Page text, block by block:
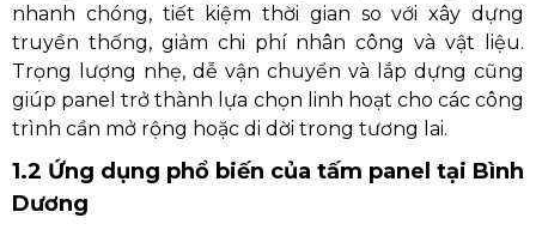
nhanh chóng, tiết kiệm thời gian so với xây dựng
truyền thống, giảm chi phí nhân công và vật liệu.
Trọng lượng nhẹ, dễ vận chuyển và lắp dựng cũng
giúp panel trở thành lựa chọn linh hoạt cho các công
trình cần mở rộng hoặc di dời trong tương lai.
1.2 Ứng dụng phổ biến của tấm panel tại Bình
Dương